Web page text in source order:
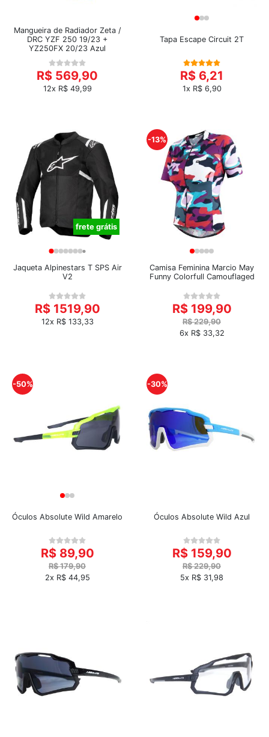
Mangueira de Radiador Zeta /
DRC YZF 250 19/23 +
YZ250FX 20/23 Azul
R$ 569,90
12x R$ 49,99
Tapa Escape Circuit 2T
R$ 6,21
1x R$ 6,90
frete grátis
Jaqueta Alpinestars T SPS Air
V2
R$ 1519,90
12x R$ 133,33
-13%
Camisa Feminina Marcio May
Funny Colorfull Camouflaged
R$ 199,90
R$ 229,90
6x R$ 33,32
-50%
Óculos Absolute Wild Amarelo
R$ 89,90
R$ 179,90
2x R$ 44,95
-30%
Óculos Absolute Wild Azul
R$ 159,90
R$ 229,90
5x R$ 31,98